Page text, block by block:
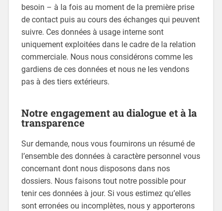
besoin – à la fois au moment de la première prise
de contact puis au cours des échanges qui peuvent
suivre. Ces données à usage interne sont
uniquement exploitées dans le cadre de la relation
commerciale. Nous nous considérons comme les
gardiens de ces données et nous ne les vendons
pas à des tiers extérieurs.
Notre engagement au dialogue et à la
transparence
Sur demande, nous vous fournirons un résumé de
l’ensemble des données à caractère personnel vous
concernant dont nous disposons dans nos
dossiers. Nous faisons tout notre possible pour
tenir ces données à jour. Si vous estimez qu’elles
sont erronées ou incomplètes, nous y apporterons